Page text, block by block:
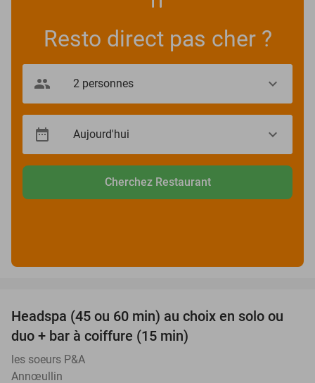
Resto direct pas cher ?
Cherchez Restaurant
34%
Headspa (45 ou 60 min) au choix en solo ou
duo + bar à coiffure (15 min)
les soeurs P&A
Annœullin